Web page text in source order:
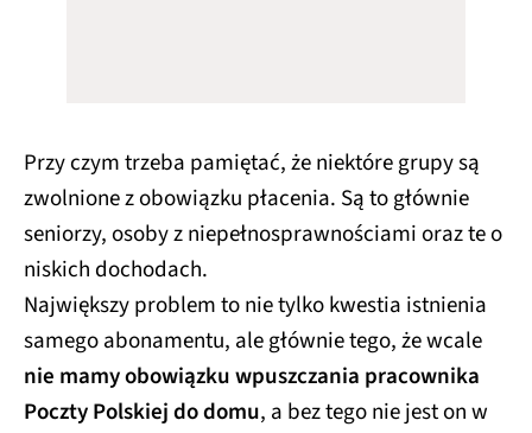
Przy czym trzeba pamiętać, że niektóre grupy są
zwolnione z obowiązku płacenia. Są to głównie
seniorzy, osoby z niepełnosprawnościami oraz te o
niskich dochodach.
Największy problem to nie tylko kwestia istnienia
samego abonamentu, ale głównie tego, że wcale
nie mamy obowiązku wpuszczania pracownika
Poczty Polskiej do domu, a bez tego nie jest on w